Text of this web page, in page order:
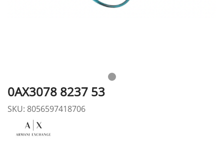
0AX3078 8237 53
SKU: 8056597418706